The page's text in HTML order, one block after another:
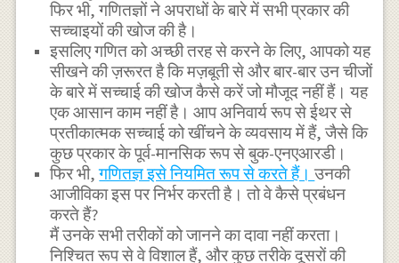
फिर भी, गणितज्ञों ने अपराधों के बारे में सभी प्रकार की
सच्चाइयों की खोज की है।
इसलिए गणित को अच्छी तरह से करने के लिए, आपको यह
सीखने की ज़रूरत है कि मज़बूती से और बार-बार उन चीजों
के बारे में सच्चाई की खोज कैसे करें जो मौजूद नहीं हैं। यह
एक आसान काम नहीं है। आप अनिवार्य रूप से ईथर से
प्रतीकात्मक सच्चाई को खींचने के व्यवसाय में हैं, जैसे कि
कुछ प्रकार के पूर्व-मानसिक रूप से बुक-एनएआरडी।
फिर भी,गणितज्ञ इसे नियमित रूप से करते हैं।उनकी
आजीविका इस पर निर्भर करती है। तो वे कैसे प्रबंधन
करते हैं?
मैं उनके सभी तरीकों को जानने का दावा नहीं करता।
निश्चित रूप से वे विशाल हैं, और कुछ तरीके दूसरों की